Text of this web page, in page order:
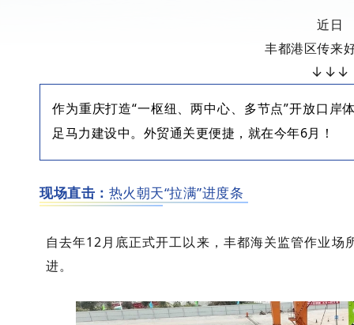
近日
丰都港区传来
↓ ↓↓
作为重庆打造“一枢纽、两中心、多节点”开放口岸
足马力建设中。外贸通关更便捷，就在今年6月！
现场直击： 热火朝天“拉满”进度条
自去年12月底正式开工以来，丰都海关监管作业
进。